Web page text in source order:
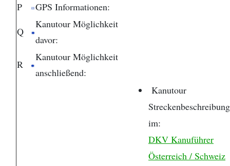
P
GPS Informationen:
Q
Kanutour Möglichkeit
davor:
R
Kanutour Möglichkeit
anschließend:
Kanutour
im:
DKV Kanuführer
Österreich / Schweiz